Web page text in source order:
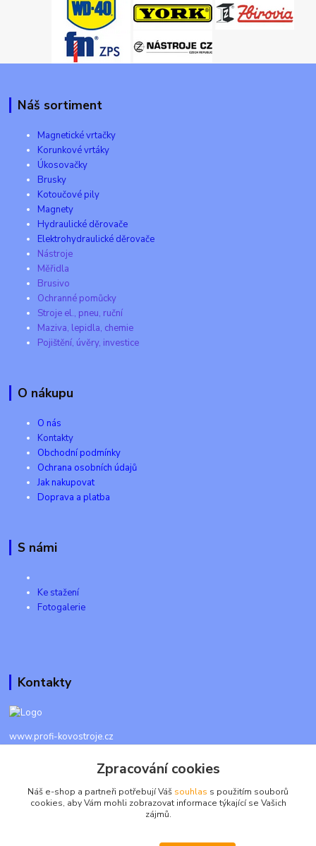
Náš sortiment
Magnetické vrtačky
Korunkové vrtáky
Úkosovačky
Brusky
Kotoučové pily
Magnety
Hydraulické děrovače
Elektrohydraulické děrovače
Nástroje
Měřidla
Brusivo
Ochranné pomůcky
Stroje el., pneu, ruční
Maziva, lepidla, chemie
Pojištění, úvěry, investice
O nákupu
O nás
Kontakty
Obchodní podmínky
Ochrana osobních údajů
Jak nakupovat
Doprava a platba
S námi
Ke stažení
Fotogalerie
Kontakty
www.profi-kovostroje.cz
+420 605 017 866
Každý den 8 - 20 hod - SMS kdykoliv
Zpracování cookies
Náš e-shop a partneři potřebují Váš souhlas s použitím souborů
cookies, aby Vám mohli zobrazovat informace týkající se Vašich
zájmů.